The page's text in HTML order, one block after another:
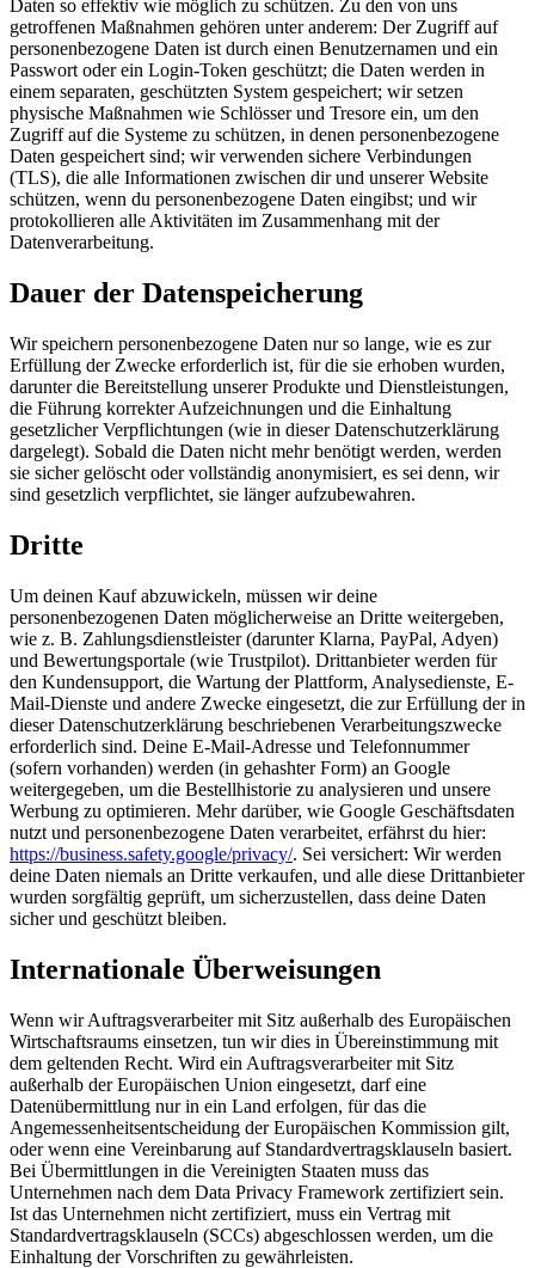
Daten so effektiv wie möglich zu schützen. Zu den von uns
getroffenen Maßnahmen gehören unter anderem: Der Zugriff auf
personenbezogene Daten ist durch einen Benutzernamen und ein
Passwort oder ein Login-Token geschützt; die Daten werden in
einem separaten, geschützten System gespeichert; wir setzen
physische Maßnahmen wie Schlösser und Tresore ein, um den
Zugriff auf die Systeme zu schützen, in denen personenbezogene
Daten gespeichert sind; wir verwenden sichere Verbindungen
(TLS), die alle Informationen zwischen dir und unserer Website
schützen, wenn du personenbezogene Daten eingibst; und wir
protokollieren alle Aktivitäten im Zusammenhang mit der
Datenverarbeitung.
Dauer der Datenspeicherung
Wir speichern personenbezogene Daten nur so lange, wie es zur
Erfüllung der Zwecke erforderlich ist, für die sie erhoben wurden,
darunter die Bereitstellung unserer Produkte und Dienstleistungen,
die Führung korrekter Aufzeichnungen und die Einhaltung
gesetzlicher Verpflichtungen (wie in dieser Datenschutzerklärung
dargelegt). Sobald die Daten nicht mehr benötigt werden, werden
sie sicher gelöscht oder vollständig anonymisiert, es sei denn, wir
sind gesetzlich verpflichtet, sie länger aufzubewahren.
Dritte
Um deinen Kauf abzuwickeln, müssen wir deine
personenbezogenen Daten möglicherweise an Dritte weitergeben,
wie z. B. Zahlungsdienstleister (darunter Klarna, PayPal, Adyen)
und Bewertungsportale (wie Trustpilot). Drittanbieter werden für
den Kundensupport, die Wartung der Plattform, Analysedienste, E-
Mail-Dienste und andere Zwecke eingesetzt, die zur Erfüllung der in
dieser Datenschutzerklärung beschriebenen Verarbeitungszwecke
erforderlich sind. Deine E-Mail-Adresse und Telefonnummer
(sofern vorhanden) werden (in gehashter Form) an Google
weitergegeben, um die Bestellhistorie zu analysieren und unsere
Werbung zu optimieren. Mehr darüber, wie Google Geschäftsdaten
nutzt und personenbezogene Daten verarbeitet, erfährst du hier:
https://business.safety.google/privacy/. Sei versichert: Wir werden
deine Daten niemals an Dritte verkaufen, und alle diese Drittanbieter
wurden sorgfältig geprüft, um sicherzustellen, dass deine Daten
sicher und geschützt bleiben.
Internationale Überweisungen
Wenn wir Auftragsverarbeiter mit Sitz außerhalb des Europäischen
Wirtschaftsraums einsetzen, tun wir dies in Übereinstimmung mit
dem geltenden Recht. Wird ein Auftragsverarbeiter mit Sitz
außerhalb der Europäischen Union eingesetzt, darf eine
Datenübermittlung nur in ein Land erfolgen, für das die
Angemessenheitsentscheidung der Europäischen Kommission gilt,
oder wenn eine Vereinbarung auf Standardvertragsklauseln basiert.
Bei Übermittlungen in die Vereinigten Staaten muss das
Unternehmen nach dem Data Privacy Framework zertifiziert sein.
Ist das Unternehmen nicht zertifiziert, muss ein Vertrag mit
Standardvertragsklauseln (SCCs) abgeschlossen werden, um die
Einhaltung der Vorschriften zu gewährleisten.